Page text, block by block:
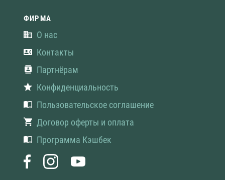
ФИРМА
О нас
Контакты
Партнёрам
Конфиденциальность
Пользовательское соглашение
Договор оферты и оплата
Программа Кэшбек